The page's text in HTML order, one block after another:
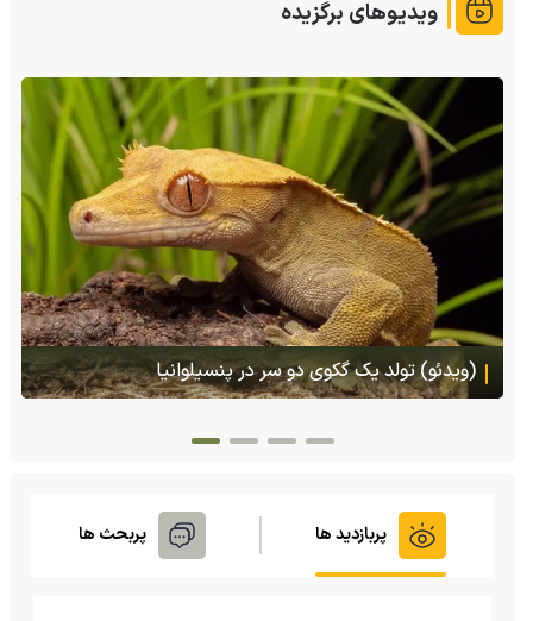
ویدیوهای برگزیده
(ویدئو) تصاویر شگفت‌انگیز از مارمولک گلو بادبزنی که
هنگام خطر یک مایع چسبناک از بدنش پرتاب می‌کند
پربازدید ها پربحث ها